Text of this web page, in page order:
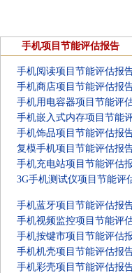
手机项目节能评估报告
手机阅读项目节能评估报
手机商店项目节能评估报
手机用电容器项目节能评
手机嵌入式内存项目节能
手机饰品项目节能评估报
复模手机项目节能评估报
手机充电站项目节能评估
3G手机测试仪项目节能评
手机蓝牙项目节能评估报
手机视频监控项目节能评
手机按键市项目节能评估
手机机壳项目节能评估报
手机彩壳项目节能评估报